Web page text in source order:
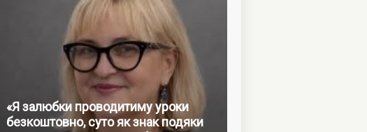
«Я залюбки проводитиму уроки
безкоштовно, суто як знак подяки